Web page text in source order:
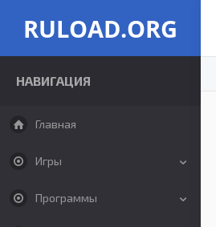
RULOAD.ORG
НАВИГАЦИЯ
Главная
Игры
Программы